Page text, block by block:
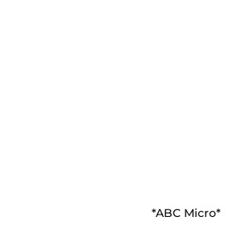
*ABC Micro*